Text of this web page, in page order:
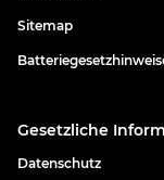
Sitemap
Gesetzliche
Datenschutz